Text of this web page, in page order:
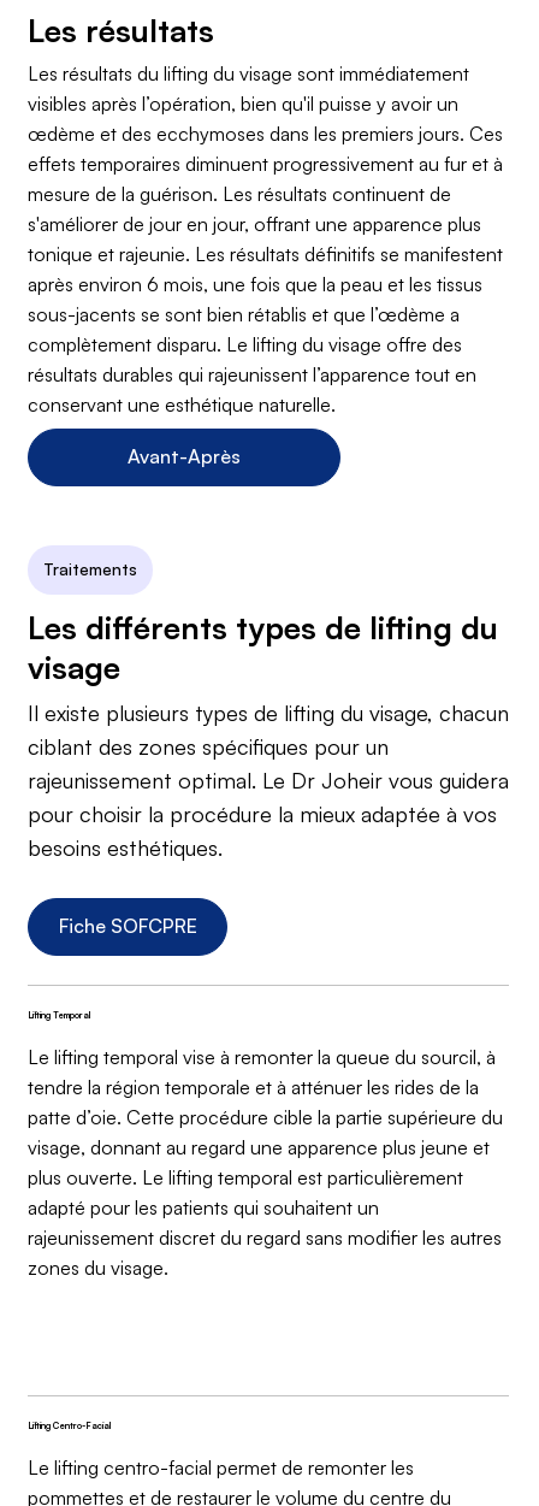
Les résultats
Les résultats du lifting du visage sont immédiatement
visibles après l’opération, bien qu'il puisse y avoir un
œdème et des ecchymoses dans les premiers jours. Ces
effets temporaires diminuent progressivement au fur et à
mesure de la guérison. Les résultats continuent de
s'améliorer de jour en jour, offrant une apparence plus
tonique et rajeunie. Les résultats définitifs se manifestent
après environ 6 mois, une fois que la peau et les tissus
sous-jacents se sont bien rétablis et que l’œdème a
complètement disparu. Le lifting du visage offre des
résultats durables qui rajeunissent l’apparence tout en
conservant une esthétique naturelle.
Avant-Après
Traitements
Les différents types de lifting du
visage
Il existe plusieurs types de lifting du visage, chacun
ciblant des zones spécifiques pour un
rajeunissement optimal. Le Dr Joheir vous guidera
pour choisir la procédure la mieux adaptée à vos
besoins esthétiques.
Fiche SOFCPRE
Lifting Temporal
Le lifting temporal vise à remonter la queue du sourcil, à
tendre la région temporale et à atténuer les rides de la
patte d’oie. Cette procédure cible la partie supérieure du
visage, donnant au regard une apparence plus jeune et
plus ouverte. Le lifting temporal est particulièrement
adapté pour les patients qui souhaitent un
rajeunissement discret du regard sans modifier les autres
zones du visage.
Lifting Centro-Facial
Le lifting centro-facial permet de remonter les
pommettes et de restaurer le volume du centre du